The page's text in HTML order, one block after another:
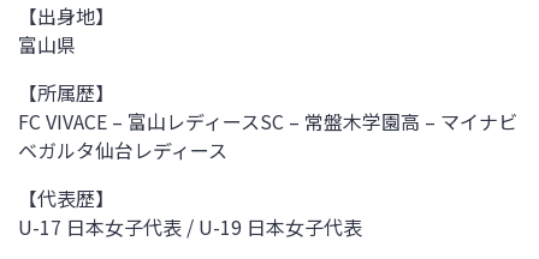
【出身地】
富山県
【所属歴】
FC VIVACE – 富山レディースSC – 常盤木学園高 – マイナビ
ベガルタ仙台レディース
【代表歴】
U-17 日本女子代表 / U-19 日本女子代表